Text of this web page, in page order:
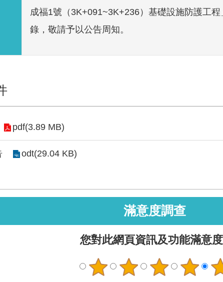
成福1號（3K+091~3K+236）基礎設施防護工
錄，敬請予以公告周知。
pdf(3.89 MB)
odt(29.04 KB)
滿意度調查
您對此網頁資訊及功能滿意